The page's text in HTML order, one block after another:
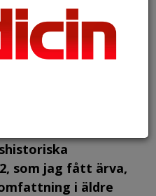
som jag fått ärva,
i äldre